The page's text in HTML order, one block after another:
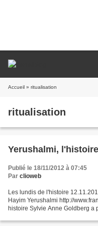
Accueil » ritualisation
ritualisation
Yerushalmi,
Publié le 18/11/2012 à 07:45
Par clioweb
Les lundis de l'histoire
Hayim Yerushalmi http://
histoire Sylvie Anne Goldberg a